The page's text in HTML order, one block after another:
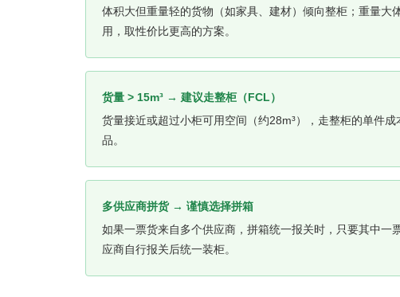
体积大但重量轻的货物（如家具、建材）倾向整柜；重量
用，取性价比更高的方案。
货量 > 15m³ → 建议走整柜（FCL）
货量接近或超过小柜可用空间（约28m³），走整柜的单件
品。
多供应商拼货 → 谨慎选择拼箱
如果一票货来自多个供应商，拼箱统一报关时，只要其中
应商自行报关后统一装柜。